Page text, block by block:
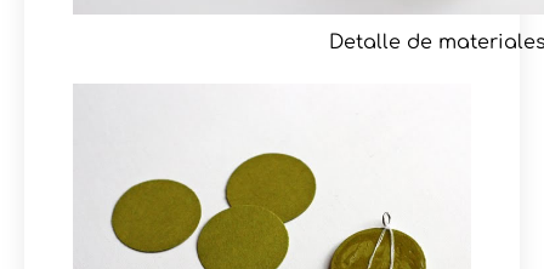
Detalle de